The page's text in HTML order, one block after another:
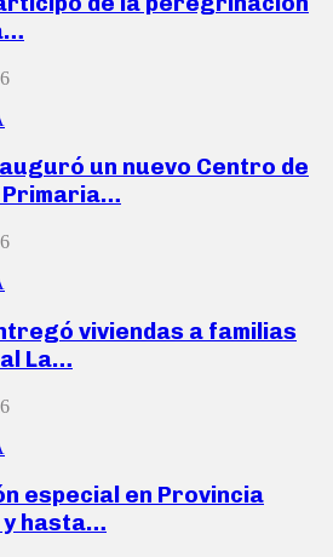
un nuevo Centro de
viviendas a familias
La…
especial en Provincia
y hasta…